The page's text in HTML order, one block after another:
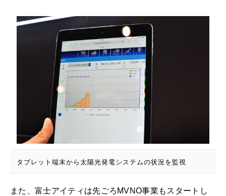
タブレット端末から太陽光発電システムの状況を監視
また、富士アイティは先ごろMVNO事業もスタートし